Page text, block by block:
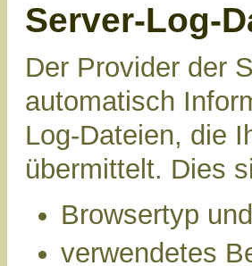
Server-Log-
Der Provider der
automatisch
Log-Dateien, die
übermittelt. Dies
Browsertyp
verwendetes